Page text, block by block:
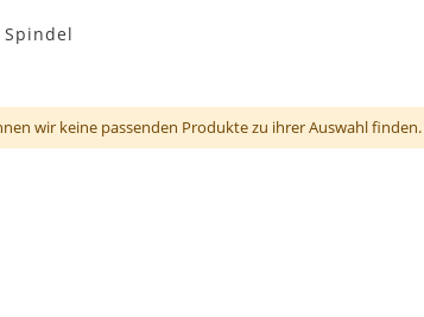
wir keine passenden Produkte zu ihrer Auswahl finden.